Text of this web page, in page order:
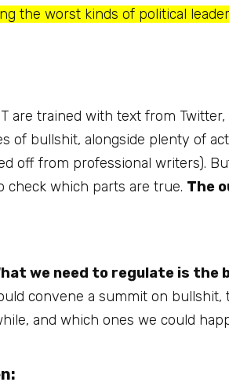
the worst kinds of political
are trained with text from Twitter,
of bullshit, alongside plenty of
off from professional writers).
check which parts are true. The
we need to regulate is the
convene a summit on bullshit,
and which ones we could